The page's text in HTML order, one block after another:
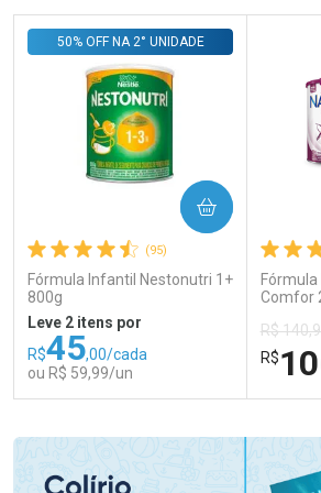
(95)
Fórmula Infantil Nestonutri 1+
800g
50% OFF NA 2° UNIDADE
Leve 2 itens por
R$45,00/cada
ou R$ 59,99/un
COMPRAR
Comfor
R$
R$
Por